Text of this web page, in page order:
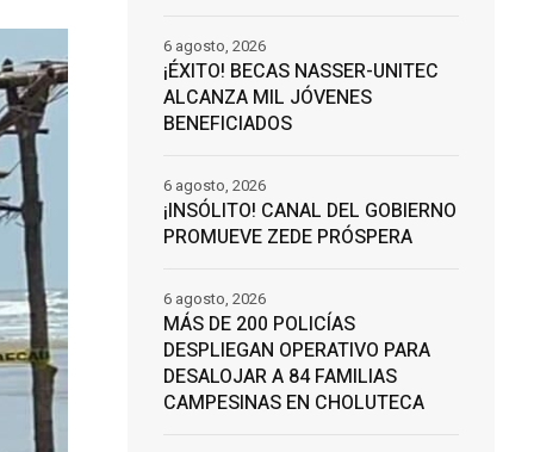
¡ÉXITO! BECAS NASSER-UNITEC
ALCANZA MIL JÓVENES
BENEFICIADOS
6 agosto, 2026
¡INSÓLITO! CANAL DEL GOBIERNO
PROMUEVE ZEDE PRÓSPERA
6 agosto, 2026
MÁS DE 200 POLICÍAS
DESPLIEGAN OPERATIVO PARA
DESALOJAR A 84 FAMILIAS
CAMPESINAS EN CHOLUTECA
6 agosto, 2026